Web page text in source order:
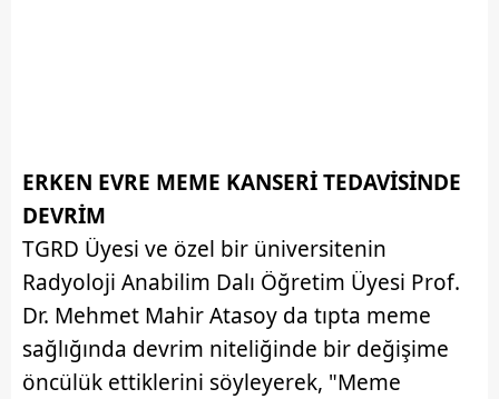
ERKEN EVRE MEME KANSERİ TEDAVİSİNDE
DEVRİM
TGRD Üyesi ve özel bir üniversitenin
Radyoloji Anabilim Dalı Öğretim Üyesi Prof.
Dr. Mehmet Mahir Atasoy da tıpta meme
sağlığında devrim niteliğinde bir değişime
öncülük ettiklerini söyleyerek, "Meme